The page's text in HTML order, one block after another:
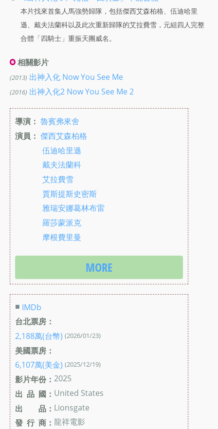
本片找來首集人馬強勢歸隊，包括傑西艾森柏格、伍迪哈里
遜、戴夫法蘭科以及此次重新歸隊的艾拉費雪，元組四人完整
合體「四騎士」重振天團威名。
相關影片
(2013) 出神入化 Now You See Me
(2016) 出神入化2 Now You See Me 2
導演： 魯賓弗來舍
演員： 傑西艾森柏格
伍迪哈里遜
戴夫法蘭科
艾拉費雪
賈斯提斯史密斯
雅瑞安娜葛林布雷
羅莎蒙派克
摩根費里曼
MORE
■ IMDb
台北票房：
2,188萬(台幣) (2026/01/23)
美國票房：
6,107萬(美金) (2025/12/19)
影片年份： 2025
出 品 國： United States
出 品： Lionsgate
發 行 商： 龍祥電影